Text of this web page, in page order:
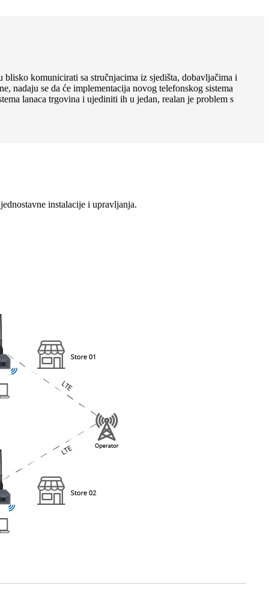
komunicirati sa stručnjacima iz sjedišta, dobavljačima i
nadaju se da će implementacija novog telefonskog sistema
lanaca trgovina i ujediniti ih u jedan, realan je problem s
instalacije i upravljanja.